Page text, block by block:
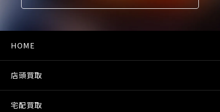
HOME
店頭買取
宅配買取